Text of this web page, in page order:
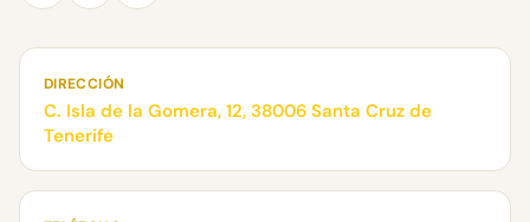
DIRECCIÓN
C. Isla de la Gomera, 12, 38006 Santa Cruz de
Tenerife